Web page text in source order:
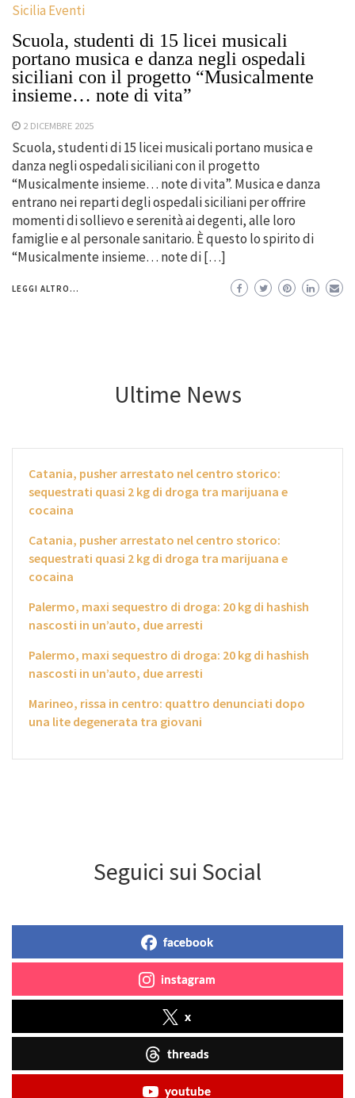
Sicilia Eventi
Scuola, studenti di 15 licei musicali
portano musica e danza negli ospedali
siciliani con il progetto “Musicalmente
insieme… note di vita”
2 DICEMBRE 2025
Scuola, studenti di 15 licei musicali portano musica e
danza negli ospedali siciliani con il progetto
“Musicalmente insieme… note di vita”. Musica e danza
entrano nei reparti degli ospedali siciliani per offrire
momenti di sollievo e serenità ai degenti, alle loro
famiglie e al personale sanitario. È questo lo spirito di
“Musicalmente insieme… note di […]
LEGGI ALTRO...
Ultime News
Catania, pusher arrestato nel centro storico:
sequestrati quasi 2 kg di droga tra marijuana e
cocaina
Catania, pusher arrestato nel centro storico:
sequestrati quasi 2 kg di droga tra marijuana e
cocaina
Palermo, maxi sequestro di droga: 20 kg di hashish
nascosti in un’auto, due arresti
Palermo, maxi sequestro di droga: 20 kg di hashish
nascosti in un’auto, due arresti
Marineo, rissa in centro: quattro denunciati dopo
una lite degenerata tra giovani
Seguici sui Social
facebook
instagram
x
threads
youtube